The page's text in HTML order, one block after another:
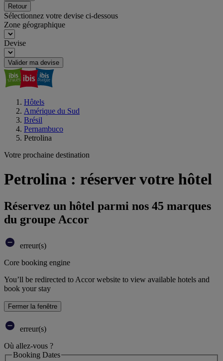
Retour
Sélectionnez votre devise ci-dessous
Zone géographique
Devise
Valider ma devise
Hôtels
Amérique du Sud
Brésil
Pernambuco
Petrolina
Votre prochaine destination
Petrolina : réserver votre hôtel
Réservez un hôtel parmi nos 45 marques
du groupe Accor
erreur(s)
Core booking engine
You’ll be redirected to Accor website to view available hotels and
book your stay
Fermer la fenêtre
erreur(s)
Où allez-vous ?
Booking Dates